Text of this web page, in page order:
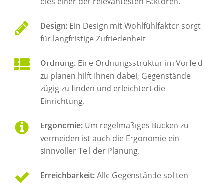
Design: Ein Design mit Wohlfühlfaktor sorgt
für langfristige Zufriedenheit.
Ordnung: Eine Ordnungsstruktur im Vorfeld
zu planen hilft Ihnen dabei, Gegenstände
zügig zu finden und erleichtert die
Einrichtung.
Ergonomie: Um regelmäßiges Bücken zu
vermeiden ist auch die Ergonomie ein
sinnvoller Teil der Planung.
Erreichbarkeit:Alle Gegenstände sollten